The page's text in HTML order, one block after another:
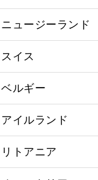
ニュージーランド
スイス
ベルギー
アイルランド
リトアニア